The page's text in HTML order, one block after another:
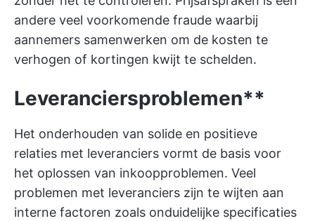
andere veel voorkomende fraude waarbij
aannemers samenwerken om de kosten te
verhogen of kortingen kwijt te schelden.
Leveranciersproblemen**
Het onderhouden van solide en positieve
relaties met leveranciers vormt de basis voor
het oplossen van inkoopproblemen. Veel
problemen met leveranciers zijn te wijten aan
interne factoren zoals onduidelijke specificaties